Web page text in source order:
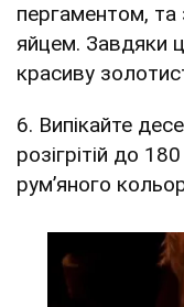
пергаментом, та
яйцем. Завдяки
красиву
6. Випікайте
розігрітій до
рум’яного